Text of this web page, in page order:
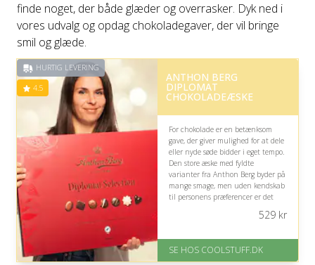
finde noget, der både glæder og overrasker. Dyk ned i
vores udvalg og opdag chokoladegaver, der vil bringe
smil og glæde.
HURTIG LEVERING
4.5
ANTHON BERG
DIPLOMAT
CHOKOLADEÆSKE
For chokolade er en betænksom
gave, der giver mulighed for at dele
eller nyde søde bidder i eget tempo.
Den store æske med fyldte
varianter fra Anthon Berg byder på
mange smage, men uden kendskab
til personens præferencer er det
er 1-3 hverdage.
529kr
SE HOS COOLSTUFF.DK